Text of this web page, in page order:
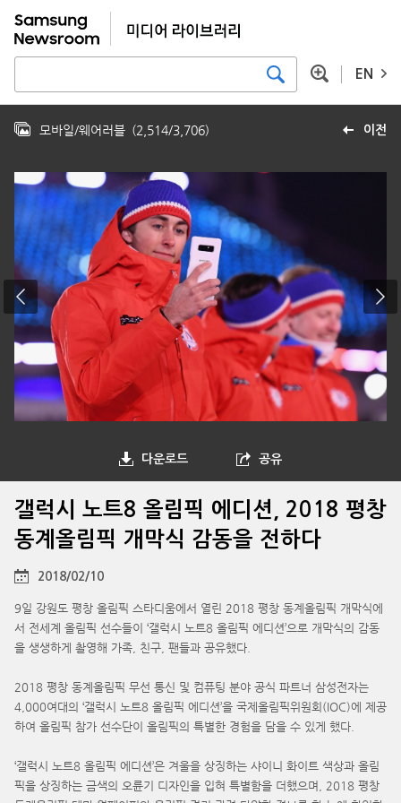
EN
이전
모바일/웨어러블 (2,514/3,706)
다운로드 공유
갤럭시 노트8 올림픽 에디션, 2018 평창
동계올림픽 개막식 감동을 전하다
2018/02/10
9일 강원도 평창 올림픽 스타디움에서 열린 2018 평창 동계올림픽 개막식에
서 전세계 올림픽 선수들이 ‘갤럭시 노트8 올림픽 에디션’으로 개막식의 감동
을 생생하게 촬영해 가족, 친구, 팬들과 공유했다.
2018 평창 동계올림픽 무선 통신 및 컴퓨팅 분야 공식 파트너 삼성전자는
4,000여대의 ‘갤럭시 노트8 올림픽 에디션’을 국제올림픽위원회(IOC)에 제공
하여 올림픽 참가 선수단이 올림픽의 특별한 경험을 담을 수 있게 했다.
‘갤럭시 노트8 올림픽 에디션’은 겨울을 상징하는 샤이니 화이트 색상과 올림
픽을 상징하는 금색의 오륜기 디자인을 입혀 특별함을 더했으며, 2018 평창